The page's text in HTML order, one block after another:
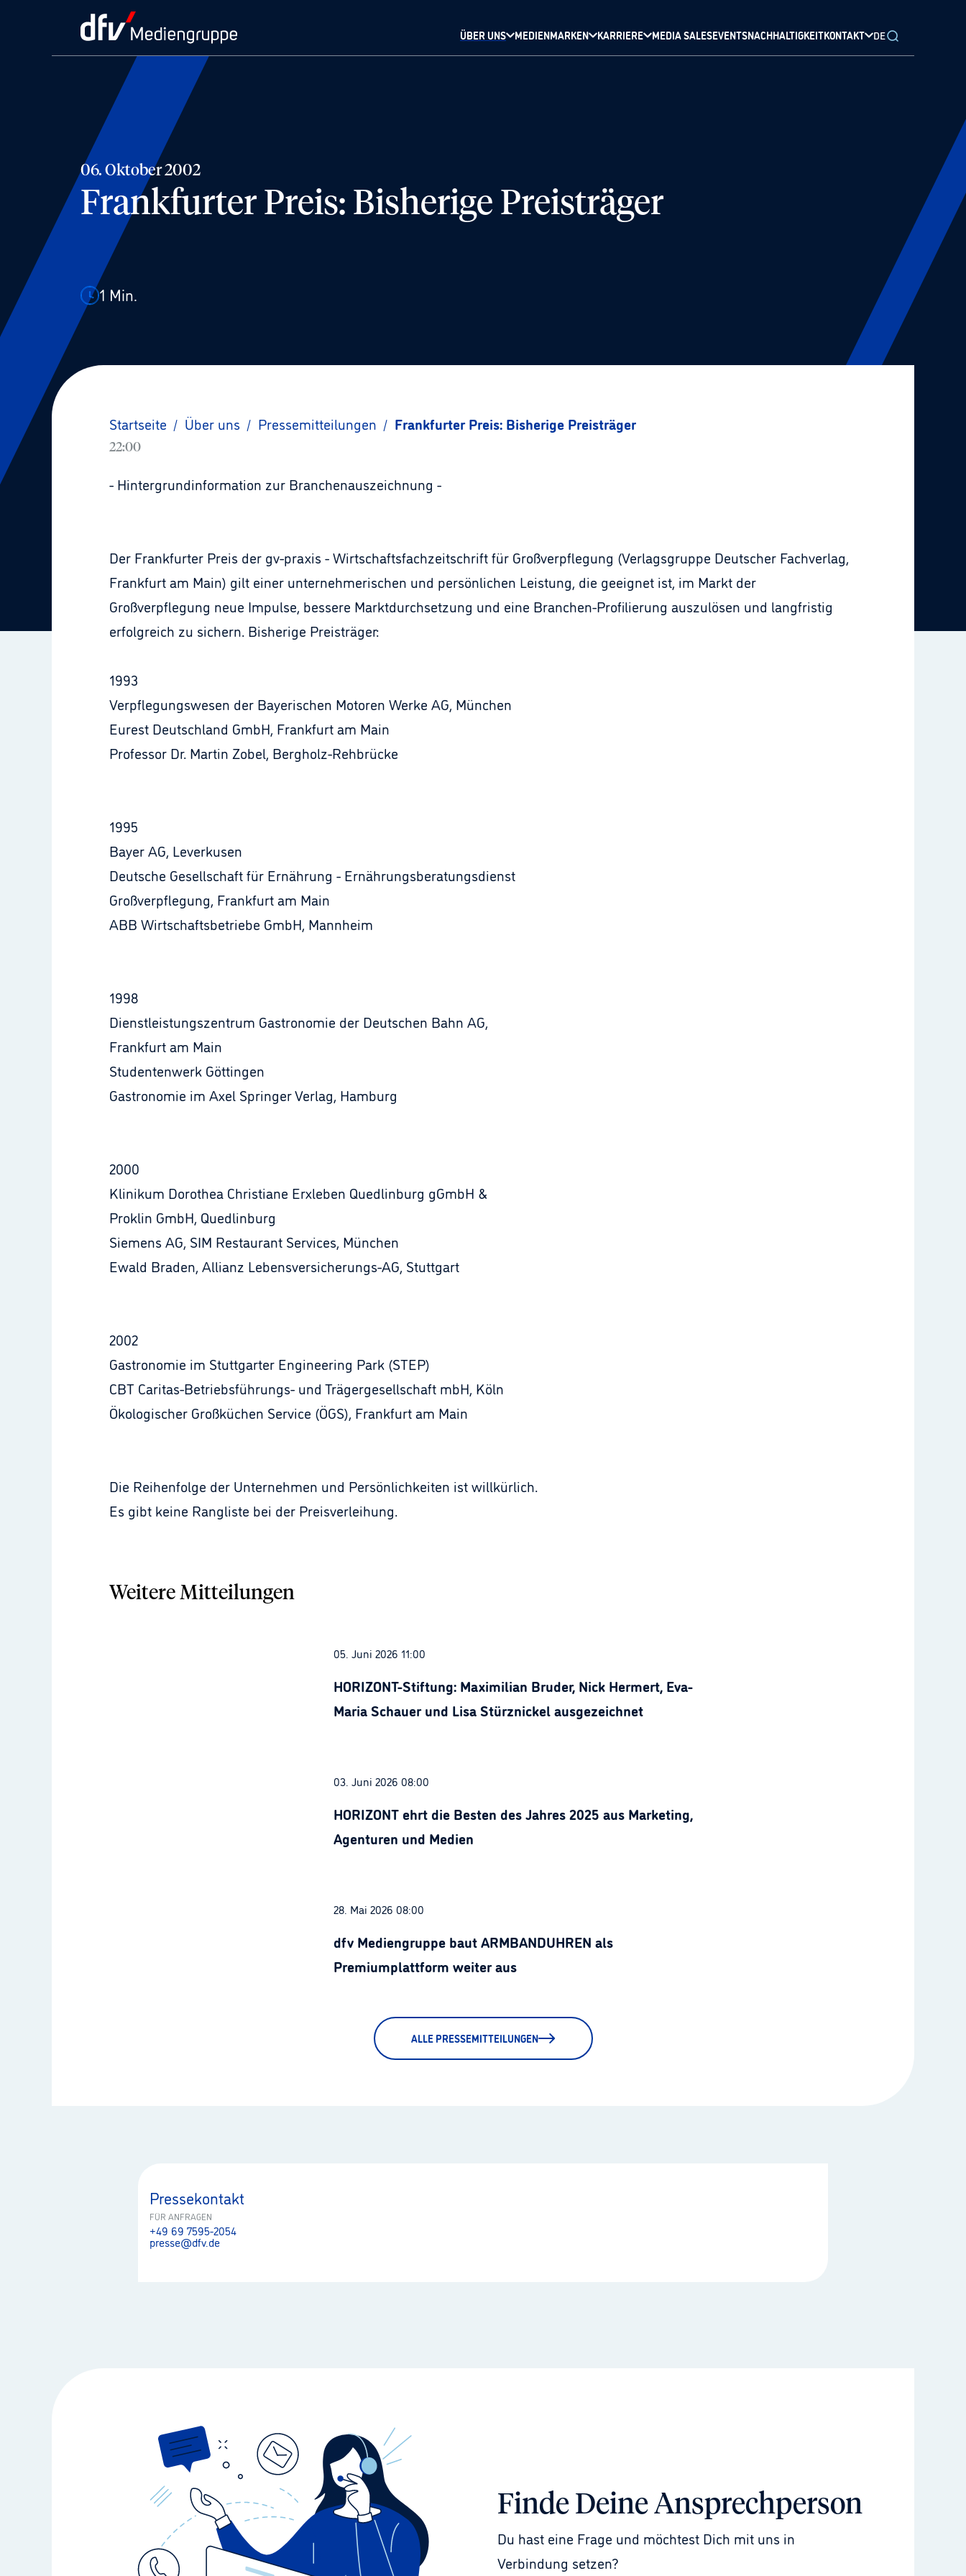
ÜBER UNS MEDIENMARKEN KARRIERE MEDIA SALESEVENTSNACHHALTIGKEITKONTAKT DE
06. Oktober 2002
Frankfurter Preis: Bisherige Preisträger
1 Min.
Startseite / Über uns / Pressemitteilungen / Frankfurter Preis: Bisherige Preisträger
22:00
- Hintergrundinformation zur Branchenauszeichnung -
Der Frankfurter Preis der gv-praxis - Wirtschaftsfachzeitschrift für Großverpflegung (Verlagsgruppe Deutscher Fachverlag,
Frankfurt am Main) gilt einer unternehmerischen und persönlichen Leistung, die geeignet ist, im Markt der
Großverpflegung neue Impulse, bessere Marktdurchsetzung und eine Branchen-Profilierung auszulösen und langfristig
erfolgreich zu sichern. Bisherige Preisträger:
1993
Verpflegungswesen der Bayerischen Motoren Werke AG, München
Eurest Deutschland GmbH, Frankfurt am Main
Professor Dr. Martin Zobel, Bergholz-Rehbrücke
1995
Bayer AG, Leverkusen
Deutsche Gesellschaft für Ernährung - Ernährungsberatungsdienst
Großverpflegung, Frankfurt am Main
ABB Wirtschaftsbetriebe GmbH, Mannheim
1998
Dienstleistungszentrum Gastronomie der Deutschen Bahn AG,
Frankfurt am Main
Studentenwerk Göttingen
Gastronomie im Axel Springer Verlag, Hamburg
2000
Klinikum Dorothea Christiane Erxleben Quedlinburg gGmbH &
Proklin GmbH, Quedlinburg
Siemens AG, SIM Restaurant Services, München
Ewald Braden, Allianz Lebensversicherungs-AG, Stuttgart
2002
Gastronomie im Stuttgarter Engineering Park (STEP)
CBT Caritas-Betriebsführungs- und Trägergesellschaft mbH, Köln
Ökologischer Großküchen Service (ÖGS), Frankfurt am Main
Die Reihenfolge der Unternehmen und Persönlichkeiten ist willkürlich.
Es gibt keine Rangliste bei der Preisverleihung.
Weitere Mitteilungen
05. Juni 2026 11:00
HORIZONT-Stiftung: Maximilian Bruder, Nick Hermert, Eva-
Maria Schauer und Lisa Stürznickel ausgezeichnet
03. Juni 2026 08:00
HORIZONT ehrt die Besten des Jahres 2025 aus Marketing,
Agenturen und Medien
28. Mai 2026 08:00
dfv Mediengruppe baut ARMBANDUHREN als
Premiumplattform weiter aus
ALLE PRESSEMITTEILUNGEN
Pressekontakt
FÜR ANFRAGEN
+49 69 7595-2054
presse@dfv.de
Finde Deine Ansprechperson
Du hast eine Frage und möchtest Dich mit uns in
Verbindung setzen?